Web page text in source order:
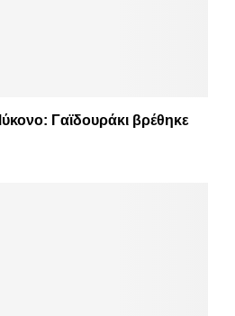
Γαϊδουράκι βρέθηκε